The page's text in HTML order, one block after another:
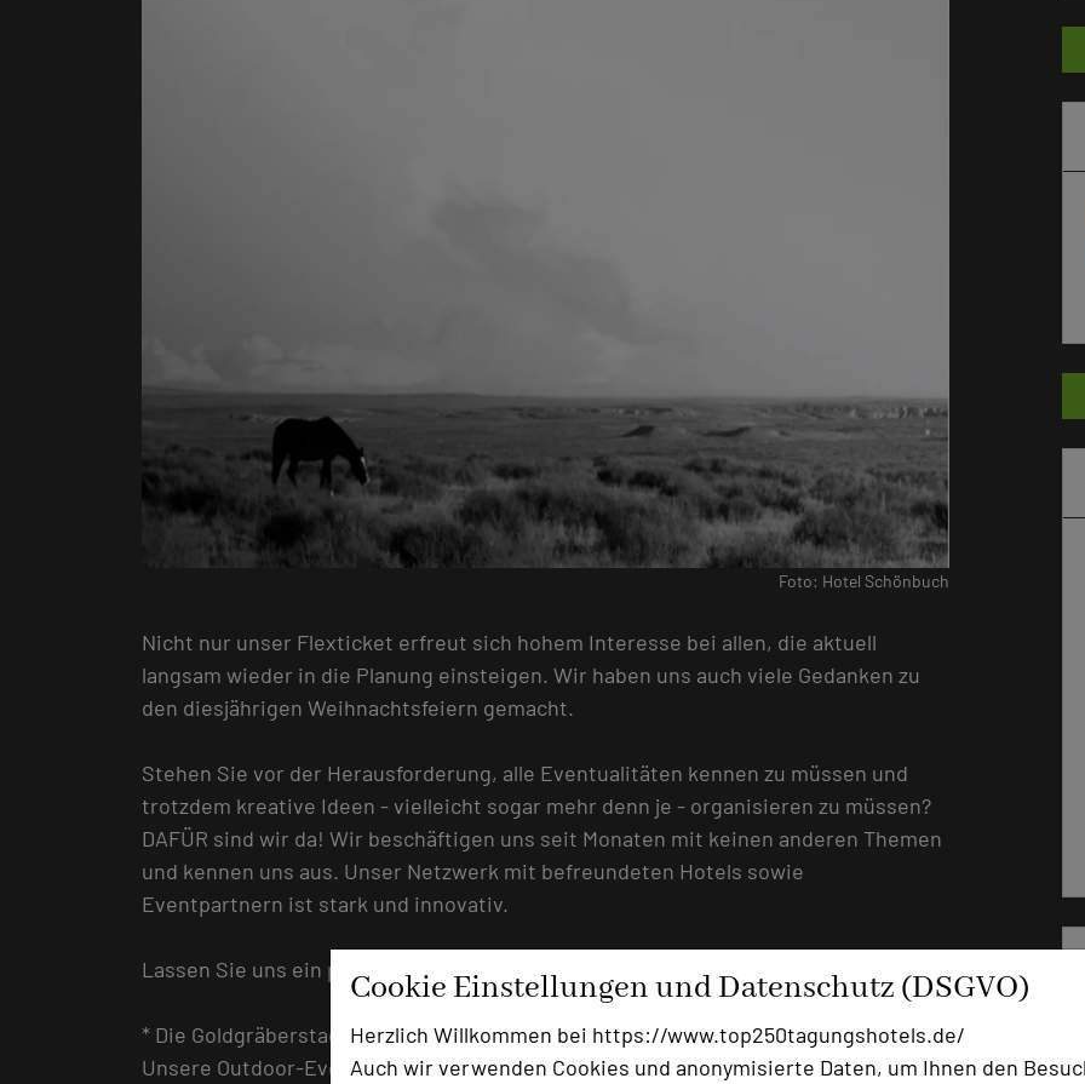
Cookie Einstellungen und Datenschutz (DSGVO)
Herzlich Willkommen bei https://www.top250tagungshotels.de/
Auch wir verwenden Cookies und anonymisierte Daten, um Ihnen den
Foto: Hotel Schönbuch
Nicht nur unser Flexticket erfreut sich hohem Interesse bei allen, die aktuell
langsam wieder in die Planung einsteigen. Wir haben uns auch viele Gedanken zu
den diesjährigen Weihnachtsfeiern gemacht.
Stehen Sie vor der Herausforderung, alle Eventualitäten kennen zu müssen und
trotzdem kreative Ideen - vielleicht sogar mehr denn je - organisieren zu müssen?
DAFÜR sind wir da! Wir beschäftigen uns seit Monaten mit keinen anderen Themen
und kennen uns aus. Unser Netzwerk mit befreundeten Hotels sowie
Eventpartnern ist stark und innovativ.
Lassen Sie uns ein paar spontane Gedanken benennen:
* Die Goldgräberstadt
Unsere Outdoor-Eventlocation. Wir bieten leckere Gerichte und Getränke sowie